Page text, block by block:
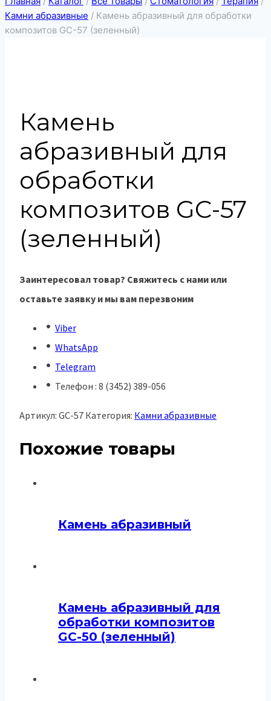
Камни абразивные / Камень абразивный для обработки
композитов GC-57 (зеленный)
Камень
абразивный для
обработки
композитов GC-57
(зеленный)
Заинтересовал товар? Свяжитесь с нами или
оставьте заявку и мы вам перезвоним
Viber
WhatsApp
Telegram
Телефон : 8 (3452) 389-056
Артикул: GC-57 Категория: Камни абразивные
Похожие товары
Камень абразивный
Камень абразивный для
обработки композитов
GC-50 (зеленный)